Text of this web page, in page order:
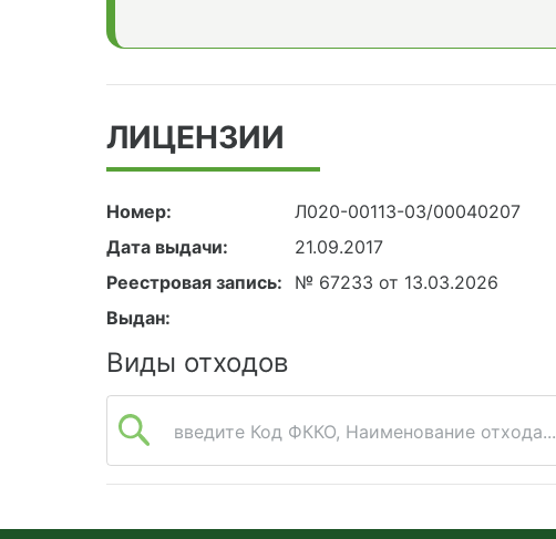
ЛИЦЕНЗИИ
Номер:
Л020-00113-03/00040207
Дата выдачи:
21.09.2017
Реестровая запись:
№ 67233 от 13.03.2026
Выдан:
Виды отходов
введите Код ФККО, Наименование отхода...